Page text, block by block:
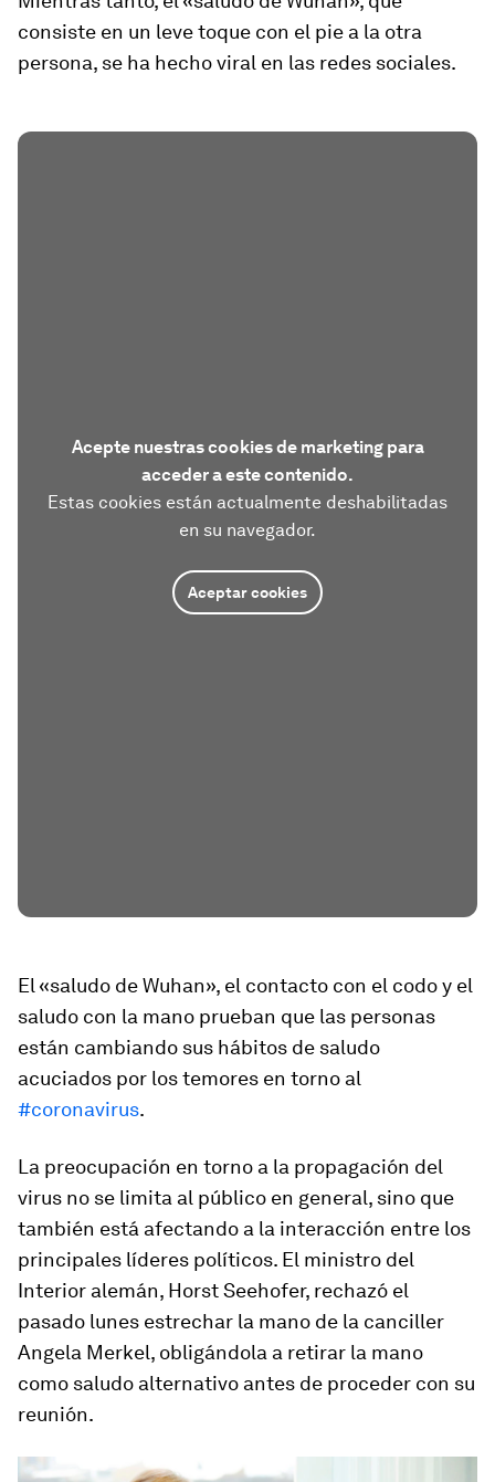
consiste en un leve toque con el pie a la otra
persona, se ha hecho viral en las redes sociales.
Acepte nuestras cookies de marketing para
acceder a este contenido.
Estas cookies están actualmente deshabilitadas
en su navegador.
Aceptar cookies
El «saludo de Wuhan», el contacto con el codo y el
saludo con la mano prueban que las personas
están cambiando sus hábitos de saludo
acuciados por los temores en torno al
#coronavirus.
La preocupación en torno a la propagación del
virus no se limita al público en general, sino que
también está afectando a la interacción entre los
principales líderes políticos. El ministro del
Interior alemán, Horst Seehofer, rechazó el
pasado lunes estrechar la mano de la canciller
Angela Merkel, obligándola a retirar la mano
como saludo alternativo antes de proceder con su
reunión.